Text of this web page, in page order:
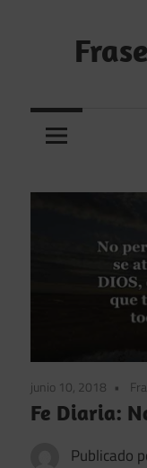
contenido
bonitas,
frases
amor
junio 10, 2018
Fe Diaria:
Publicado